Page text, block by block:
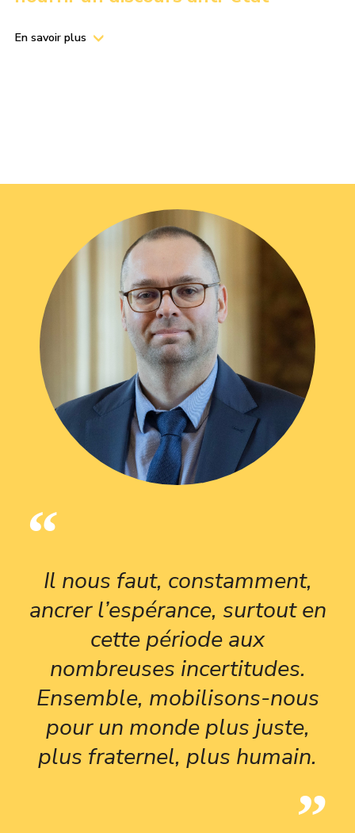
En savoir plus
Il nous faut, constamment,
ancrer l’espérance, surtout en
cette période aux
nombreuses incertitudes.
Ensemble, mobilisons-nous
pour un monde plus juste,
plus fraternel, plus humain.